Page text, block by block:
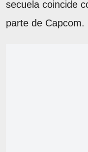
secuela coincide
parte de Capcom.